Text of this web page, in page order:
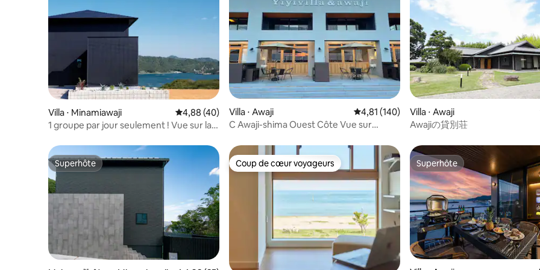
Villa ⋅ Minamiawaji Évaluation moyenne sur la base de 40 commentaires : 4,88 sur 5
4,88 (40)
1 groupe par jour seulement ! Vue sur la
sur la terrasse !
Villa ⋅ Awaji Évaluation moyenne sur la base de 140
4,81 (140)
C Awaji-shima Ouest Côte Vue sur
soleil Owaki Beach
Villa ⋅ Awaji
Awajiの貸別荘
Superhôte
Superhôte Coup de cœur voyageurs
Coup de cœur voyageurs Superhôte
Superhôte